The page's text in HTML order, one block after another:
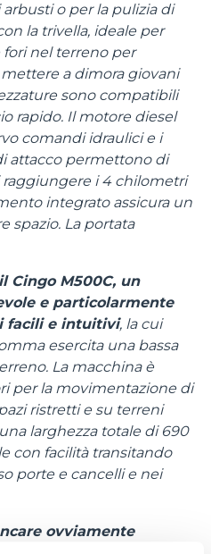
o per la pulizia di
la trivella, ideale per
nel terreno per
a dimora giovani
sono compatibili
rapido. Il motore diesel
comandi idraulici e i
attacco permettono di
raggiungere i 4 chilometri
integrato assicura un
spazio. La portata
Cingo M500C, un
e particolarmente
facili e intuitivi, la cui
esercita una bassa
La macchina è
per la movimentazione di
ristretti e su terreni
larghezza totale di 690
con facilità transitando
porte e cancelli e nei
ovviamente